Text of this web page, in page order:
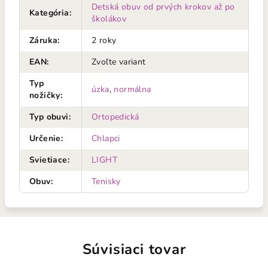
Kategória:
Detská obuv od prvých krokov až po
školákov
Záruka:
2 roky
EAN:
Zvoľte variant
Typ
nožičky:
úzka, normálna
Typ obuvi:
Ortopedická
Určenie:
Chlapci
Svietiace:
LIGHT
Obuv: Tenisky
Súvisiaci tovar